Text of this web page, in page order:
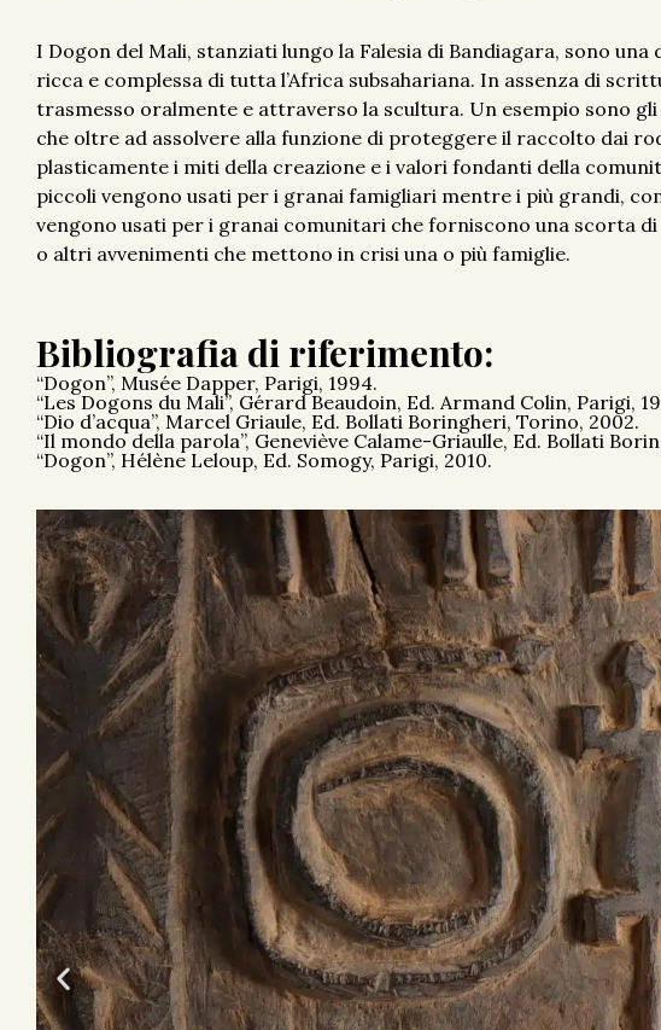
I Dogon del Mali, stanziati lungo la Falesia di Bandiagara, sono
ricca e complessa di tutta l’Africa subsahariana. In assenza di
trasmesso oralmente e attraverso la scultura. Un esempio sono
che oltre ad assolvere alla funzione di proteggere il raccolto dai
plasticamente i miti della creazione e i valori fondanti della
piccoli vengono usati per i granai famigliari mentre i più grandi,
vengono usati per i granai comunitari che forniscono una scorta
o altri avvenimenti che mettono in crisi una o più famiglie.
Bibliografia di riferimento:
“Dogon”, Musée Dapper, Parigi, 1994.
“Les Dogons du Mali”, Gérard Beaudoin, Ed. Armand Colin, Parigi,
“Dio d’acqua”, Marcel Griaule, Ed. Bollati Boringheri, Torino, 2002.
“Il mondo della parola”, Geneviève Calame-Griaulle, Ed. Bollati
“Dogon”, Hélène Leloup, Ed. Somogy, Parigi, 2010.